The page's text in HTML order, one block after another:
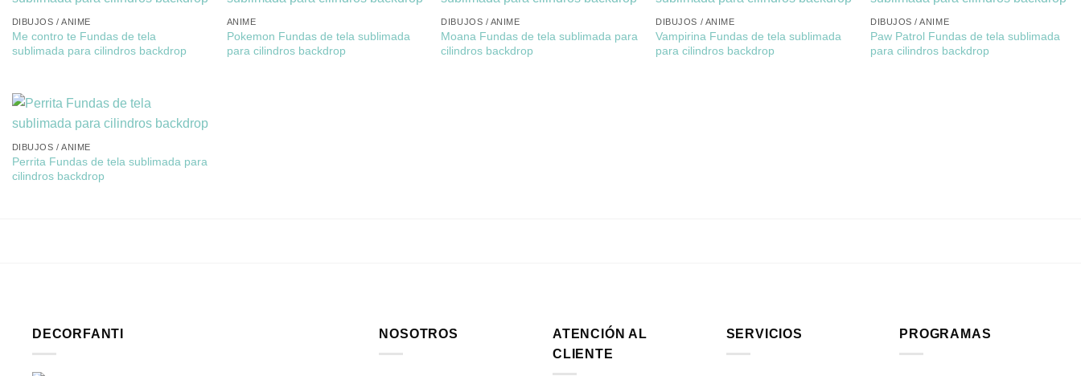
DIBUJOS / ANIME
Me contro te Fundas de tela
sublimada para cilindros backdrop
ANIME
Pokemon Fundas de tela sublimada
para cilindros backdrop
DIBUJOS / ANIME
Moana Fundas de tela sublimada para
cilindros backdrop
DIBUJOS / ANIME
Vampirina Fundas de tela sublimada
para cilindros backdrop
DIBUJOS / ANIME
Paw Patrol Fundas de tela sublimada
para cilindros backdrop
DIBUJOS / ANIME
Perrita Fundas de tela sublimada para
cilindros backdrop
DECORFANTI NOSOTROS
ATENCIÓN AL
CLIENTE
SERVICIOS PROGRAMAS